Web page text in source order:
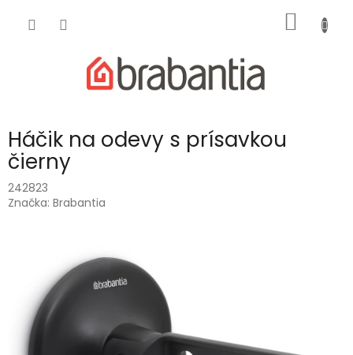
KOŠÍK
Háčik na odevy s prísavkou
čierny
242823
Značka: Brabantia